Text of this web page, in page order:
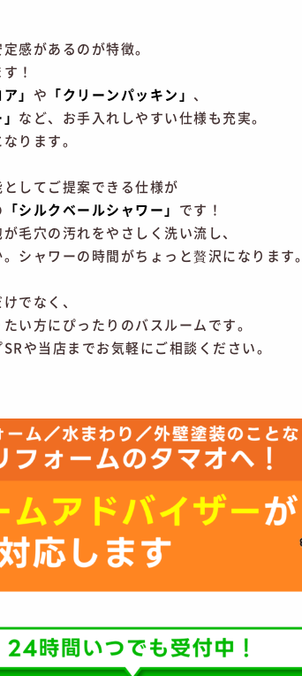
感があるのが特徴。
！
」 や 「クリーンパッキン」 、
など、お手入れしやすい仕様も充実。
ります。
してご提案できる仕様が
「シルクベールシャワー」 です！
毛穴の汚れをやさしく洗い流し、
シャワーの時間がちょっと贅沢になります。
でなく、
い方にぴったりのバスルームです。
や当店までお気軽にご相談ください。